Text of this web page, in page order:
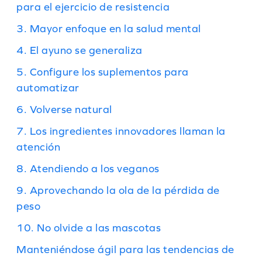
para el ejercicio de resistencia
3. Mayor enfoque en la salud mental
4. El ayuno se generaliza
5. Configure los suplementos para
automatizar
6. Volverse natural
7. Los ingredientes innovadores llaman la
atención
8. Atendiendo a los veganos
9. Aprovechando la ola de la pérdida de
peso
10. No olvide a las mascotas
Manteniéndose ágil para las tendencias de